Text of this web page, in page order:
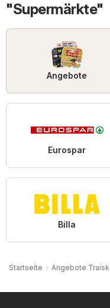
"Supermärkte"
Angebote
Eurospar
Billa
Startseite Angebote